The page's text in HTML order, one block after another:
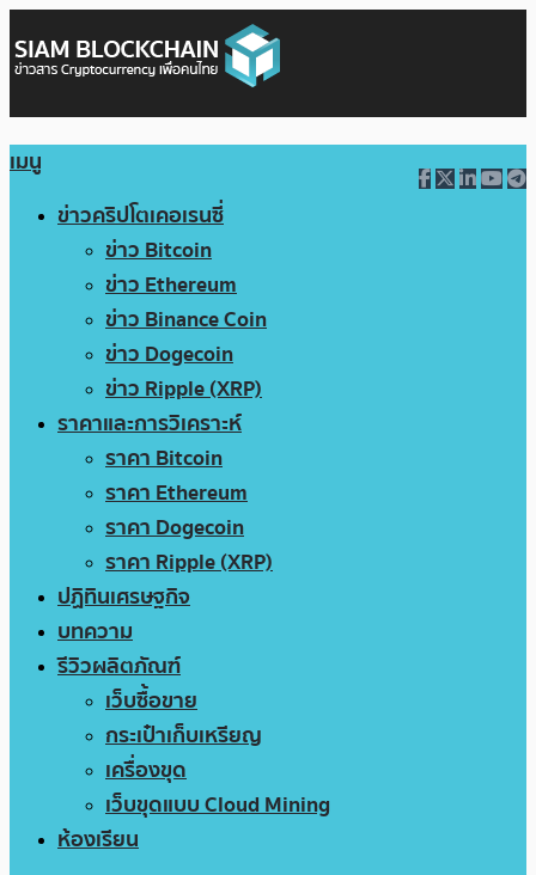
เมนู
ข่าวคริปโตเคอเรนซี่
ข่าว Bitcoin
ข่าว Ethereum
ข่าว Binance Coin
ข่าว Dogecoin
ข่าว Ripple (XRP)
ราคาและการวิเคราะห์
ราคา Bitcoin
ราคา Ethereum
ราคา Dogecoin
ราคา Ripple (XRP)
ปฏิทินเศรษฐกิจ
บทความ
รีวิวผลิตภัณฑ์
เว็บซื้อขาย
กระเป๋าเก็บเหรียญ
เครื่องขุด
เว็บขุดแบบ Cloud Mining
ห้องเรียน